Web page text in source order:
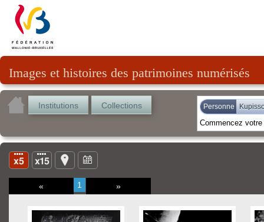
Images et histoires des patrimoines numérisés
Institutions Collections Personne
« 1 »